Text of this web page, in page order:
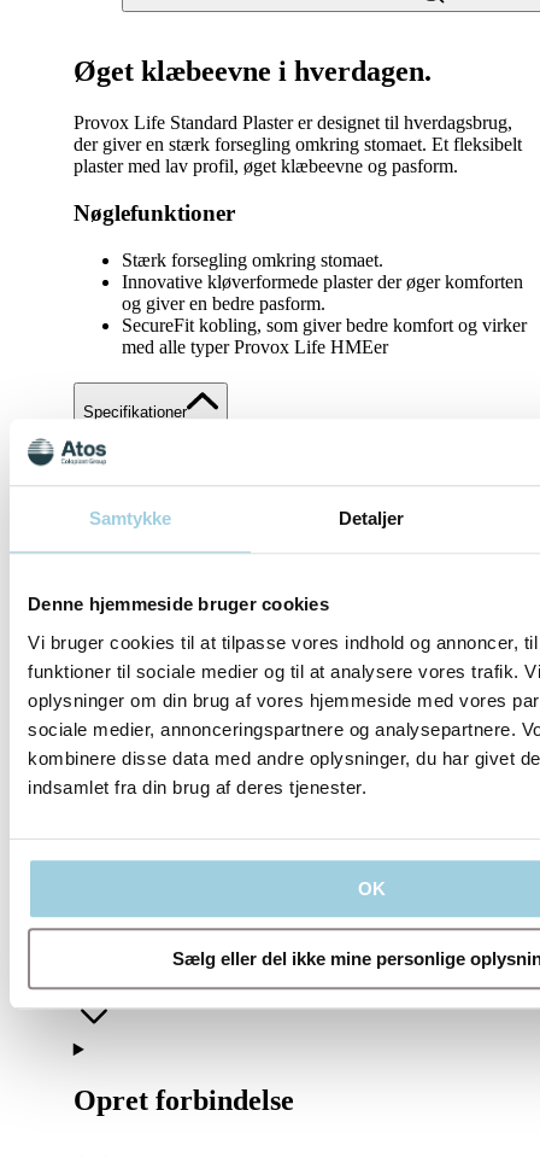
Samtykke Detaljer
Denne hjemmeside bruger cookies
Vi bruger cookies til at tilpasse vores indhold og annoncer,
funktioner til sociale medier og til at analysere vores trafik.
oplysninger om din brug af vores hjemmeside med vores
sociale medier, annonceringspartnere og analysepartnere.
kombinere disse data med andre oplysninger, du har givet
indsamlet fra din brug af deres tjenester.
OK
Sælg eller del ikke mine personlige
Øget klæbeevne i hverdagen.
Provox Life Standard Plaster er designet til hverdagsbrug,
der giver en stærk forsegling omkring stomaet. Et fleksibelt
plaster med lav profil, øget klæbeevne og pasform.
Nøglefunktioner
Stærk forsegling omkring stomaet.
Innovative kløverformede plaster der øger komforten
og giver en bedre pasform.
SecureFit kobling, som giver bedre komfort og virker
med alle typer Provox Life HMEer
Specifikationer
Vores politikker
Virksomhed
Opret forbindelse